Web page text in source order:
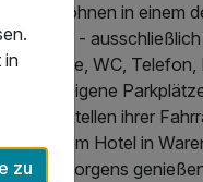
Sie wohnen in einem
Hotels -
Dusche, WC,
Hoteleigene
Unterstellen ihrer
an ihrem Hotel in
Und morgens
in
zu